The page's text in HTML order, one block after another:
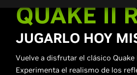
QUAKE II
JUGARLO HOY
Vuelve a disfrutar el clásico
Experimenta el realismo de los